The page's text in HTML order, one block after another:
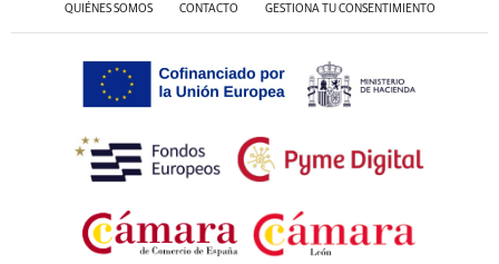
QUIÉNES SOMOS CONTACTO GESTIONA TU CONSENTIMIENTO